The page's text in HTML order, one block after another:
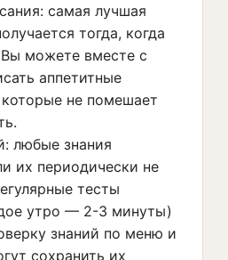
самая лучшая
тогда, когда
Вы можете вместе с
аппетитные
не помешает
любые знания
их периодически не
тесты
утро — 2-3 минуты)
знаний по меню и
сохранить их